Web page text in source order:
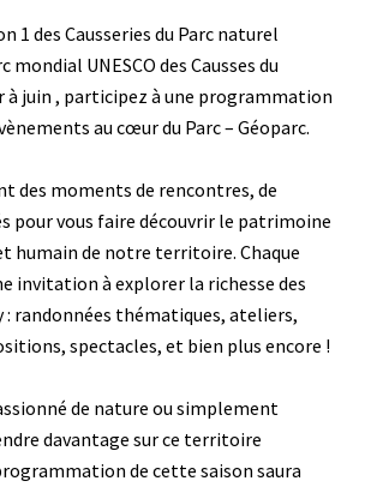
1 des Causseries du Parc naturel
mondial UNESCO des Causses du
à juin , participez à une programmation
au cœur du Parc – Géoparc.
des moments de rencontres, de
pour vous faire découvrir le patrimoine
humain de notre territoire. Chaque
invitation à explorer la richesse des
: randonnées thématiques, ateliers,
spectacles, et bien plus encore !
de nature ou simplement
davantage sur ce territoire
de cette saison saura